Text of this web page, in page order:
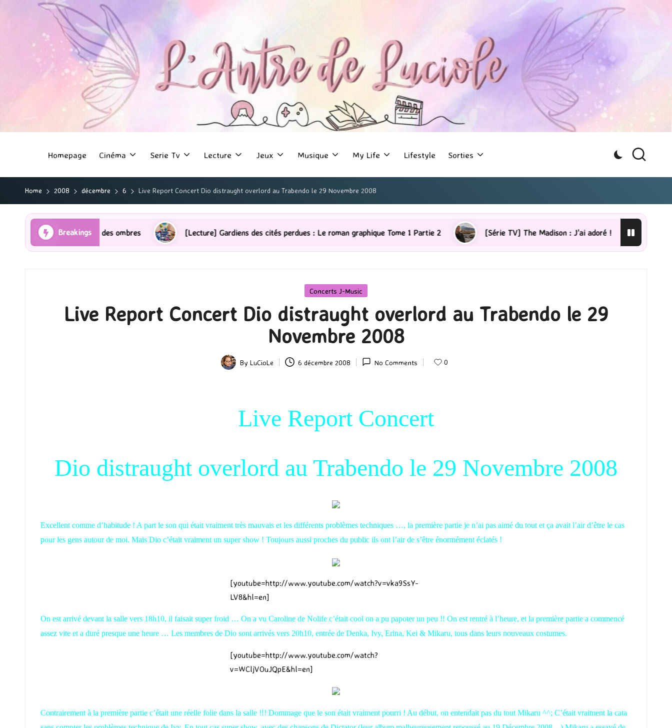
Homepage Cinéma Serie Tv Lecture Jeux Musique My Life Lifestyle Sorties
Home 2008 décembre 6 Live Report Concert Dio distraught overlord au Trabendo le 29 Novembre 2008
Breakings
et des ombres [Lecture] Gardiens des cités perdues : Le roman graphique Tome 1 Partie 2 [Série TV] The Madison : J’ai adoré ! [Lecture] La femme de
Posted
Concerts J-Music
Live Report Concert Dio distraught overlord au Trabendo le 29
Novembre 2008
Posted
ByLuCioLe 6 décembre 2008 No Comments 0
Live Report Concert
Dio distraught overlord au Trabendo le 29 Novembre 2008
Excellent comme d’habitude ! A part le son qui était vraiment très mauvais et les différents problèmes techniques …, la première partie je n’ai pas aimé du tout et ça avait l’air d’être le cas
pour les gens autour de moi. Mais Dio c’était vraiment un super show ! Toujours aussi proches du public ils ont l’air de s’être énormément éclatés !
[youtube=http://www.youtube.com/watch?v=vka9SsY-
LV8&hl=en]
On est arrivé devant la salle vers 18h10, il faisait super froid … On a vu Caroline de Nolife c’était cool on a pu papoter un peu !! On est rentré à l’heure, et la première partie a commencé
assez vite et a duré presque une heure … Les membres de Dio sont arrivés vers 20h10, entrée de Denka, Ivy, Erina, Kei & Mikaru, tous dans leurs nouveaux costumes.
[youtube=http://www.youtube.com/watch?
v=WCljVOuJQpE&hl=en]
Contrairement à la première partie c’était une réelle folie dans la salle !!! Dommage que le son était vraiment pourri ! Au début, on entendait pas du tout Mikaru ^^; C’était vraiment la cata